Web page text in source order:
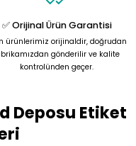
✅ Orijinal Ürün Garantisi
ürünlerimiz orijinaldir, doğrudan
gönderilir ve kalite
kontrolünden geçer.
Deposu Etiket